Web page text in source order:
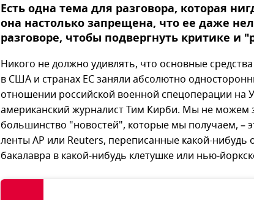
Есть одна тема для разговора, которая
она настолько запрещена, что ее даже
разговоре, чтобы подвергнуть критике и
Никого не должно удивлять, что основные
в США и странах ЕС заняли абсолютно
отношении российской военной спецоперации на
американский журналист Тим Кирби. Мы не можем
большинство "новостей", которые мы получаем, –
ленты AP или Reuters, переписанные какой-нибудь
бакалавра в какой-нибудь клетушке или нью-